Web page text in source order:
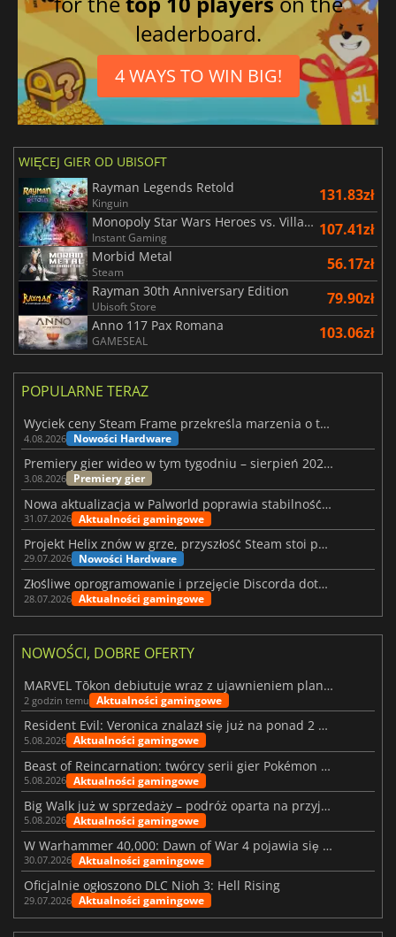
leaderboard.
4 WAYS TO WIN BIG!
WIĘCEJ GIER OD UBISOFT
Rayman Legends Retold
Kinguin 131.83zł
Monopoly Star Wars Heroes vs. Villains
Instant Gaming 107.41zł
Morbid Metal
Steam 56.17zł
Rayman 30th Anniversary Edition
Ubisoft Store 79.90zł
Anno 117 Pax Romana
GAMESEAL 103.06zł
POPULARNE TERAZ
Wyciek ceny Steam Frame przekreśla marzenia o tanim zestawie VR
4.08.2026 Nowości Hardware
Premiery gier wideo w tym tygodniu – sierpień 2026 r. (32. tydzień)
3.08.2026 Premiery gier
Nowa aktualizacja w Palworld poprawia stabilność Sunreach i walk z bossami
31.07.2026 Aktualności gamingowe
Projekt Helix znów w grze, przyszłość Steam stoi pod znakiem zapytania
29.07.2026 Nowości Hardware
Złośliwe oprogramowanie i przejęcie Discorda dotknęły Meccha Chameleon
28.07.2026 Aktualności gamingowe
NOWOŚCI, DOBRE OFERTY
MARVEL Tōkon debiutuje wraz z ujawnieniem planu rozwoju na pierwszy rok
2 godzin temu Aktualności gamingowe
Resident Evil: Veronica znalazł się już na ponad 2 milionach list życzeń
5.08.2026 Aktualności gamingowe
Beast of Reincarnation: twórcy serii gier Pokémon wkraczają na nową ścieżkę
5.08.2026 Aktualności gamingowe
Big Walk już w sprzedaży – podróż oparta na przyjaźni
5.08.2026 Aktualności gamingowe
W Warhammer 40,000: Dawn of War 4 pojawia się frakcja Nekronów
30.07.2026 Aktualności gamingowe
Oficjalnie ogłoszono DLC Nioh 3: Hell Rising
29.07.2026 Aktualności gamingowe